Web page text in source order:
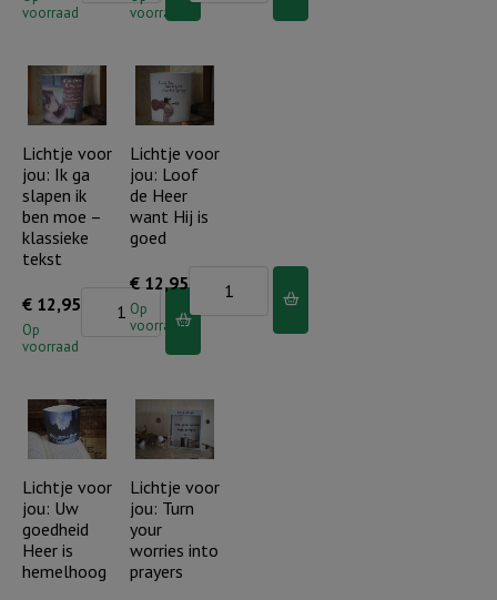
voorraad
al
zie
je
zelf
de
overkant
voorraad
jou:
my
life
tell
of
aantal
Lichtje voor
jou: Ik ga
slapen ik
ben moe –
klassieke
tekst
€ 12,95
Op
voorraad
ga
slapen
ik
moe
-
Lichtje voor
jou: Loof
de Heer
want Hij is
goed
€ 12,95
Op
voorraad
voor
de
Heer
want
Hij
is
goed
Lichtje voor
jou: Uw
goedheid
Heer is
hemelhoog
Lichtje voor
jou: Turn
your
worries into
prayers